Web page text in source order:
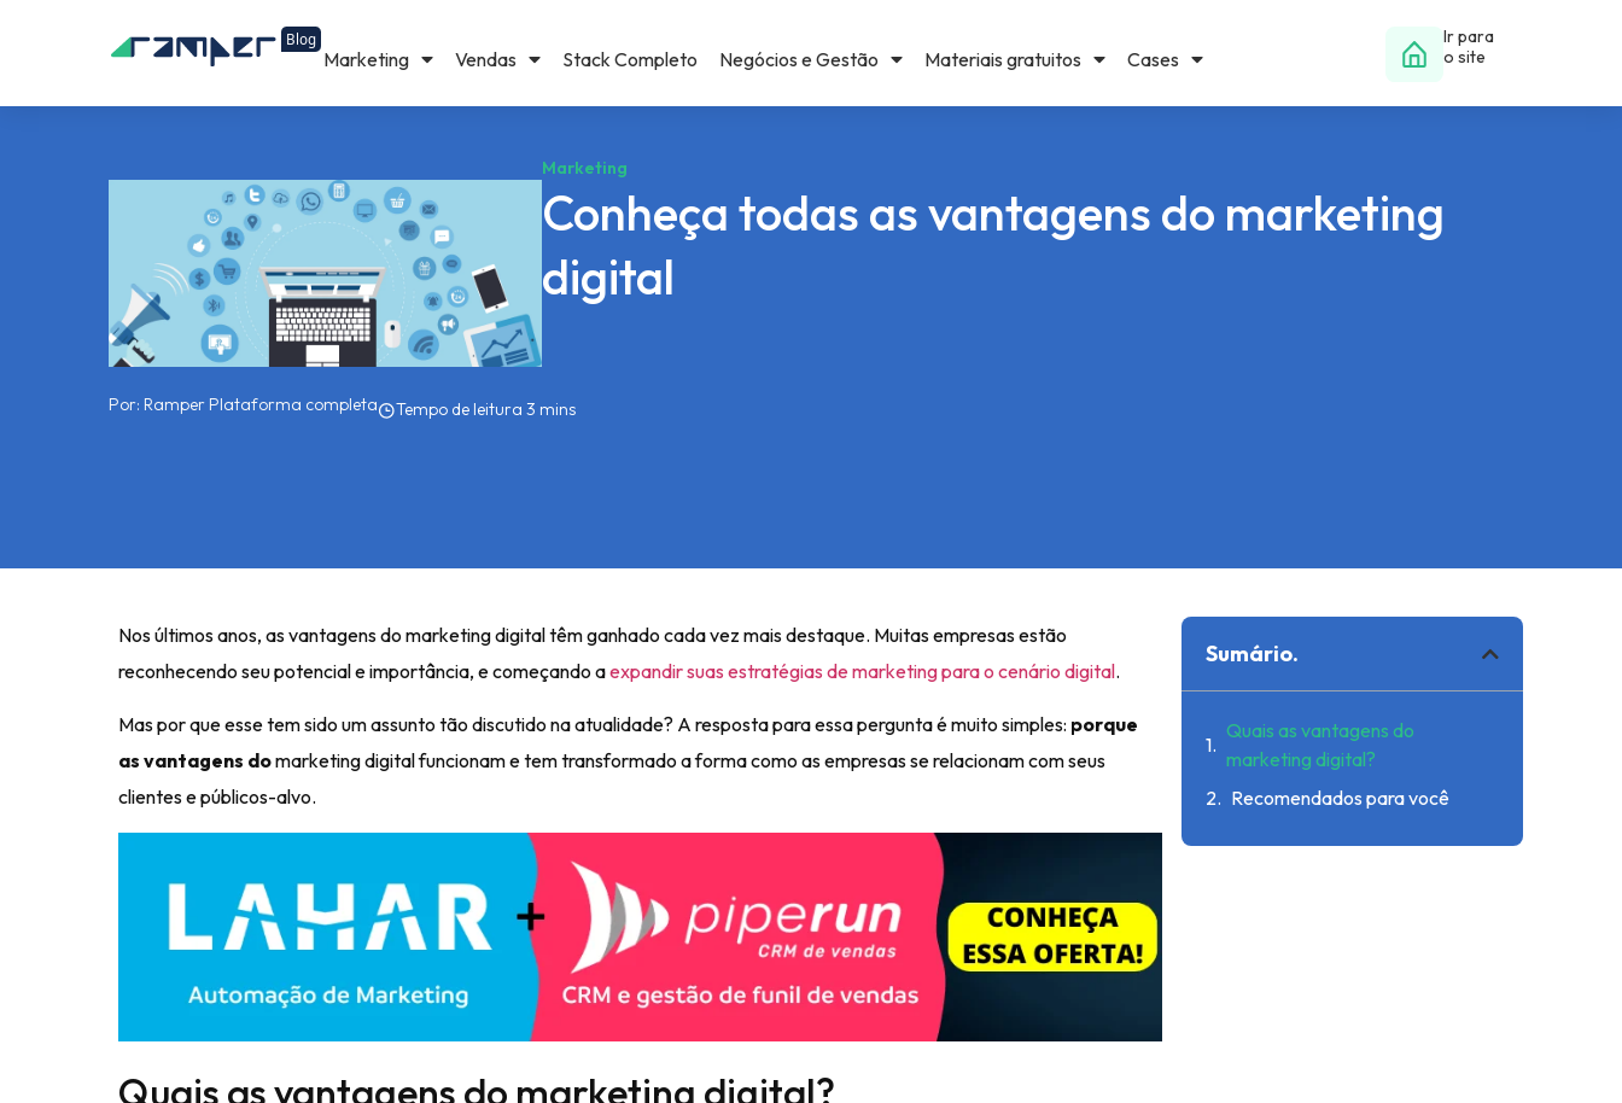
Marketing Vendas Stack Completo Negócios e Gestão Materiais gratuitos Cases
Ir para
o site
Marketing
Conheça todas as vantagens do marketing
digital
Por: Ramper Plataforma completa
Nos últimos anos, as vantagens do marketing digital têm ganhado cada vez mais destaque. Muitas empresas estão
reconhecendo seu potencial e importância, e começando aexpandir suas estratégias de marketing para o cenário digital.
Mas por que esse tem sido um assunto tão discutido na atualidade? A resposta para essa pergunta é muito simples: porque
as vantagens domarketing digital funcioname tem transformado a forma como as empresas se relacionam com seus
clientes e públicos-alvo.
Quais as vantagens do marketing digital?
Sumário.
Quais as vantagens do
marketing digital?
Recomendados para você